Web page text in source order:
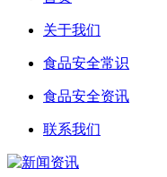
关于我们
食品安全常识
食品安全资讯
联系我们